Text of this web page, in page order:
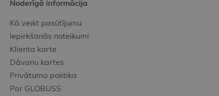
Noderīgā informācija
Kā veikt pasūtījumu
Iepirkšanās noteikumi
Klienta karte
Dāvanu kartes
Privātuma politika
Par GLOBUSS